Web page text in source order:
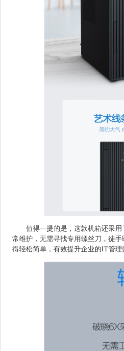
值得一提的是，这款机箱还采
常维护，无需寻找专用螺丝刀，徒
得轻松简单，有效提升企业的IT管理